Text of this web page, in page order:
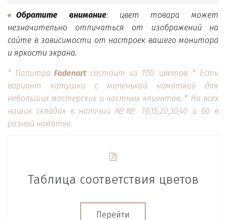
Обратите внимание: цвет товара может
незначительно отличаться от изображений на
сайте в зависимости от настроек вашего монитора
и яркости экрана.
* ПалитраFadenartсостоит из 100 цветов. * Есть
вариант катушки с маленькой намоткой для
небольших мастерских и частных клиентов. * На всех
наших складах в наличии №№ 10,15,20,30,40 и 60 в
разной намотке.
Таблица соответствия цветов
Перейти